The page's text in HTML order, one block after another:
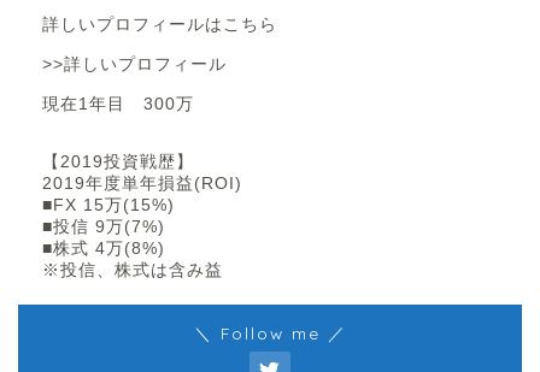
詳しいプロフィールはこちら
>>詳しいプロフィール
現在1年目 300万
【2019投資戦歴】
2019年度単年損益(ROI)
■FX 15万(15%)
■投信 9万(7%)
■株式 4万(8%)
※投信、株式は含み益
＼ Follow me ／